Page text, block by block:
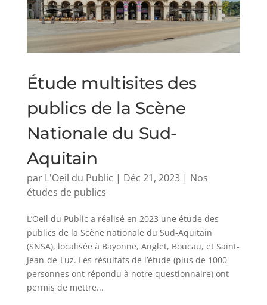
Étude multisites des
publics de la Scène
Nationale du Sud-
Aquitain
par L'Oeil du Public | Déc 21, 2023| Nos
études de publics
L’Oeil du Public a réalisé en 2023 une étude des
publics de la Scène nationale du Sud-Aquitain
(SNSA), localisée à Bayonne, Anglet, Boucau, et Saint-
Jean-de-Luz. Les résultats de l’étude (plus de 1000
personnes ont répondu à notre questionnaire) ont
permis de mettre...